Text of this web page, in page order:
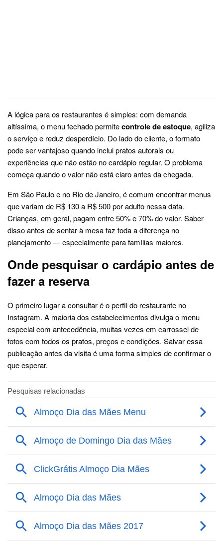
A lógica para os restaurantes é simples: com demanda
altíssima, o menu fechado permitecontrole de estoque, agiliza
o serviço e reduz desperdício. Do lado do cliente, o formato
pode ser vantajoso quando inclui pratos autorais ou
experiências que não estão no cardápio regular. O problema
começa quando o valor não está claro antes da chegada.
Em São Paulo e no Rio de Janeiro, é comum encontrar menus
que variam de R$ 130 a R$ 500 por adulto nessa data.
Crianças, em geral, pagam entre 50% e 70% do valor. Saber
disso antes de sentar à mesa faz toda a diferença no
planejamento — especialmente para famílias maiores.
Onde pesquisar o cardápio antes de
fazer a reserva
O primeiro lugar a consultar é o perfil do restaurante no
Instagram. A maioria dos estabelecimentos divulga o menu
especial com antecedência, muitas vezes em carrossel de
fotos com todos os pratos, preços e condições. Salvar essa
publicação antes da visita é uma forma simples de confirmar o
que esperar.